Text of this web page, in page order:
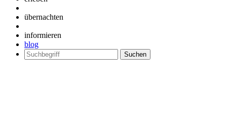
übernachten
informieren
blog
Suchen
nach: